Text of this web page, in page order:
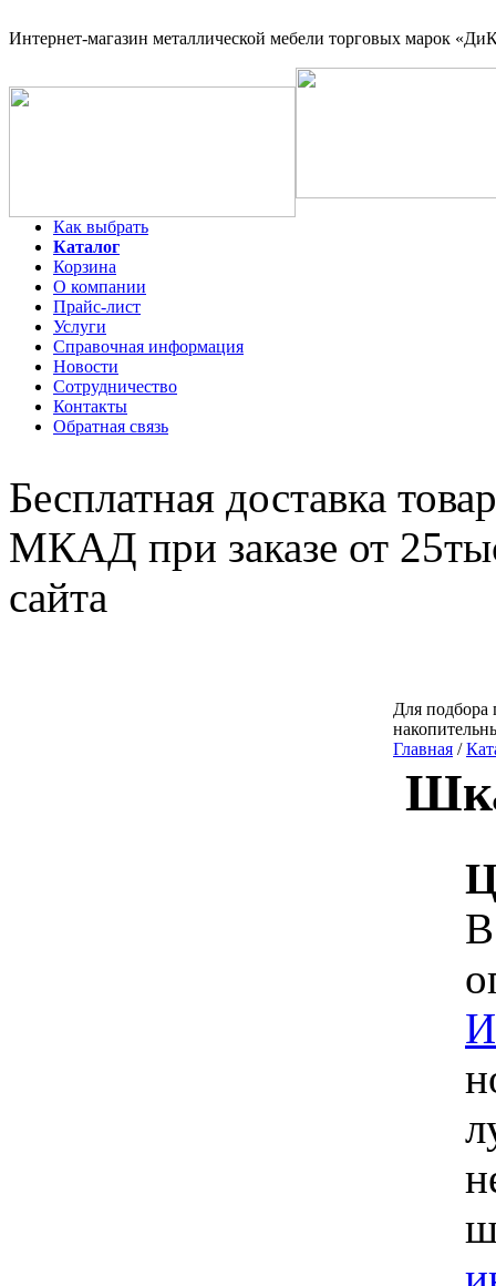
Интернет-магазин металлической мебели торговых марок
Как выбрать
Каталог
Корзина
О компании
Прайс-лист
Услуги
Справочная информация
Новости
Сотрудничество
Контакты
Обратная связь
Бесплатная доставка
МКАД при заказе от
сайта
Для подбора
Главная /